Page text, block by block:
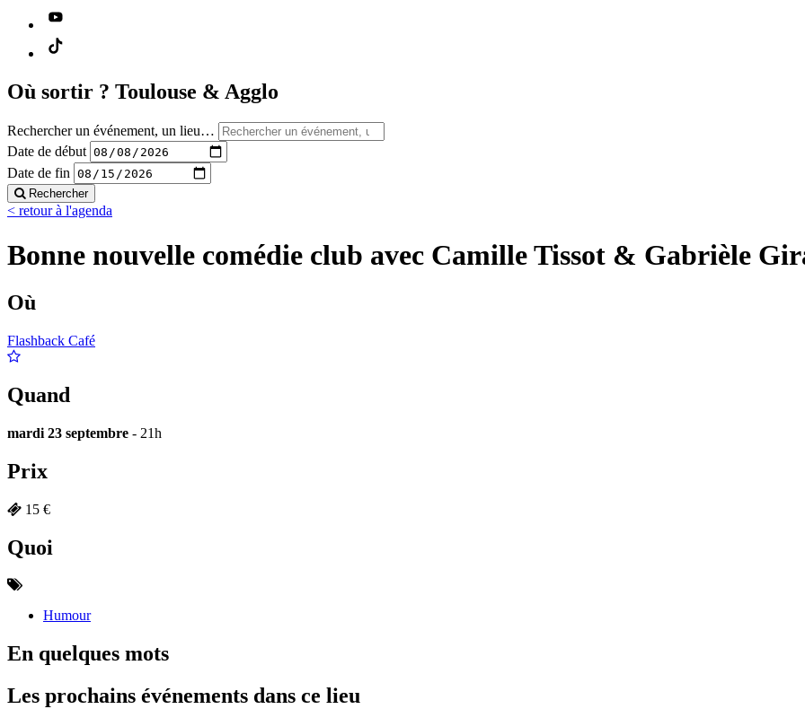
Où sortir ? Toulouse & Agglo
Rechercher un événement, un lieu…
Date de début
Date de fin
Rechercher
< retour à l'agenda
Bonne nouvelle comédie club avec Camille Tissot & Gabrièle
Où
Flashback Café
Quand
mardi 23 septembre - 21h
Prix
15 €
Quoi
Humour
En quelques mots
Les prochains événements dans ce lieu